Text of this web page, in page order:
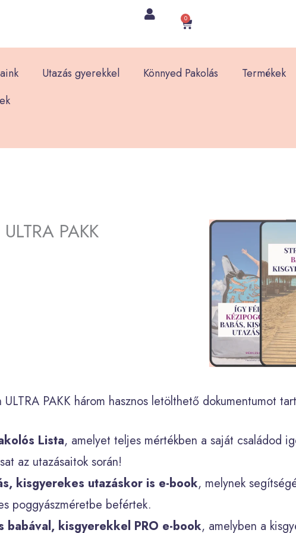
0
Kosár
Utazás gyerekkel Könnyed Pakolás Termékek
PAKK
PAKK három hasznos letölthető dokumentumot
Lista, amelyet teljes mértékben a saját családod
az utazásaitok során!
kisgyerekes utazáskor is e-book, melynek
poggyászméretbe befértek.
kisgyerekkel PRO e-book, amelyben a